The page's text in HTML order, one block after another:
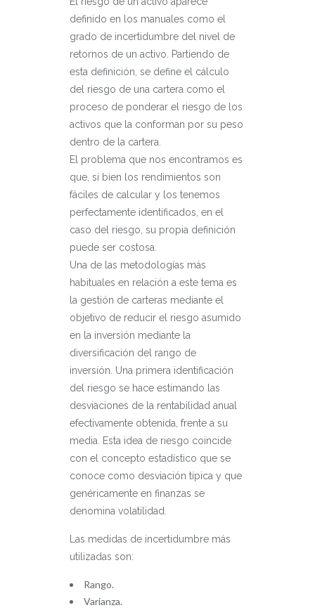
definido en los manuales como el
grado de incertidumbre del nivel de
retornos de un activo. Partiendo de
esta definición, se define el cálculo
del riesgo de una cartera como el
proceso de ponderar el riesgo de los
activos que la conforman por su peso
dentro de la cartera.
El problema que nos encontramos es
que, si bien los rendimientos son
fáciles de calcular y los tenemos
perfectamente identificados, en el
caso del riesgo, su propia definición
puede ser costosa.
Una de las metodologías más
habituales en relación a este tema es
la gestión de carteras mediante el
objetivo de reducir el riesgo asumido
en la inversión mediante la
diversificación del rango de
inversión. Una primera identificación
del riesgo se hace estimando las
desviaciones de la rentabilidad anual
efectivamente obtenida, frente a su
media. Esta idea de riesgo coincide
con el concepto estadístico que se
conoce como desviación típica y que
genéricamente en finanzas se
denomina volatilidad.
Las medidas de incertidumbre más
utilizadas son:
Rango.
Varianza.